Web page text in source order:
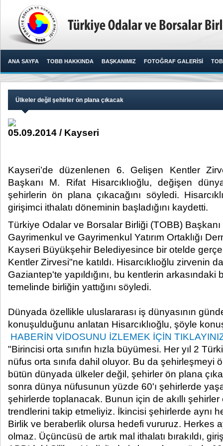
ANA SAYFA TOBB HAKKINDA BAŞKANIMIZ FOTOĞRAF GALERİSİ
Ülkeler değil şehirler ön plana çıkacak
05.09.2014 / Kayseri
Kayseri’de düzenlenen 6. Gelişen Kentler
Başkanı M. Rifat Hisarcıklıoğlu, değişen
şehirlerin ön plana çıkacağını söyledi.
girişimci ithalatı döneminin başladığını kaydetti.​
Türkiye Odalar ve Borsalar Birliği (TOBB) Başkanı
Gayrimenkul ve Gayrimenkul Yatırım Ortaklığı
Kayseri Büyükşehir Belediyesince bir otelde
Kentler Zirvesi"ne katıldı. Hisarcıklıoğlu zirvenin
Gaziantep'te yapıldığını, bu kentlerin arkasındaki
temelinde birliğin yattığını söyledi.
Dünyada özellikle uluslararası iş dünyasının
konuşulduğunu anlatan Hisarcıklıoğlu, şöyle
HABERİN VİDOSUNU İZLEMEK İÇİN
"Birincisi orta sınıfın hızla büyümesi. Her yıl 2
nüfus orta sınıfa dahil oluyor. Bu da şehirleşmeyi
bütün dünyada ülkeler değil, şehirler ön plana
sonra dünya nüfusunun yüzde 60'ı şehirlerde
şehirlerde toplanacak. Bunun için de akıllı şehirler
trendlerini takip etmeliyiz. İkincisi şehirlerde aynı
Birlik ve beraberlik olursa hedefi vururuz. Herkes
olmaz. Üçüncüsü de artık mal ithalatı bırakıldı,